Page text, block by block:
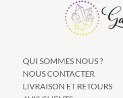
QUI SOMMES NOUS ?
NOUS CONTACTER
LIVRAISON ET RETOURS